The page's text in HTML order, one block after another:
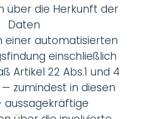
über die Herkunft der
Daten
einer automatisierten
einschließlich
Artikel 22 Abs.1 und 4
— zumindest in diesen
aussagekräftige